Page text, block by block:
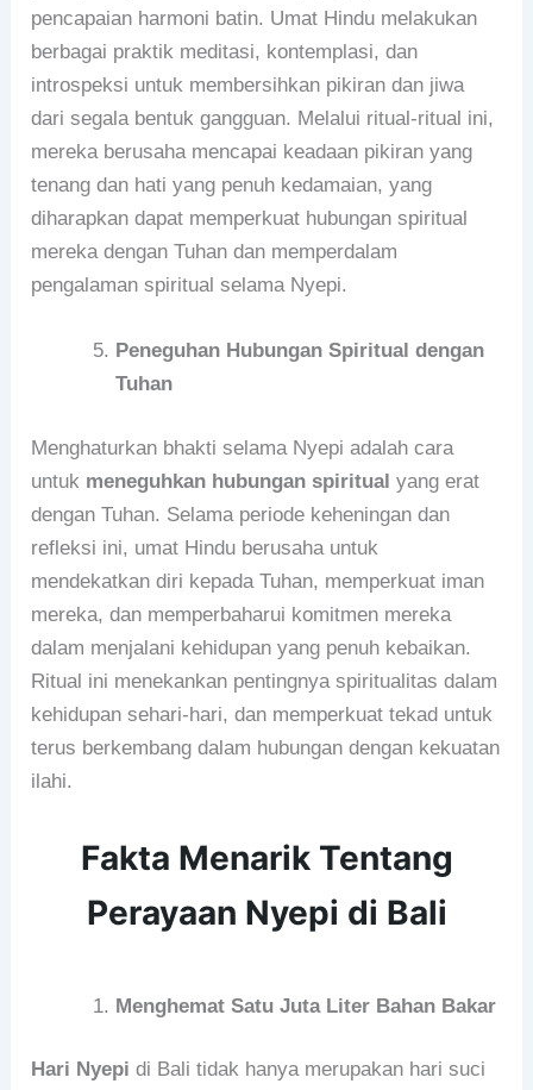
pencapaian harmoni batin. Umat Hindu melakukan
berbagai praktik meditasi, kontemplasi, dan
introspeksi untuk membersihkan pikiran dan jiwa
dari segala bentuk gangguan. Melalui ritual-ritual ini,
mereka berusaha mencapai keadaan pikiran yang
tenang dan hati yang penuh kedamaian, yang
diharapkan dapat memperkuat hubungan spiritual
mereka dengan Tuhan dan memperdalam
pengalaman spiritual selama Nyepi.
Peneguhan Hubungan Spiritual dengan
Tuhan
Menghaturkan bhakti selama Nyepi adalah cara
untuk meneguhkan hubungan spiritual yang erat
dengan Tuhan. Selama periode keheningan dan
refleksi ini, umat Hindu berusaha untuk
mendekatkan diri kepada Tuhan, memperkuat iman
mereka, dan memperbaharui komitmen mereka
dalam menjalani kehidupan yang penuh kebaikan.
Ritual ini menekankan pentingnya spiritualitas dalam
kehidupan sehari-hari, dan memperkuat tekad untuk
terus berkembang dalam hubungan dengan kekuatan
ilahi.
Fakta Menarik Tentang
Perayaan Nyepi di Bali
Menghemat Satu Juta Liter Bahan Bakar
Hari Nyepi di Bali tidak hanya merupakan hari suci